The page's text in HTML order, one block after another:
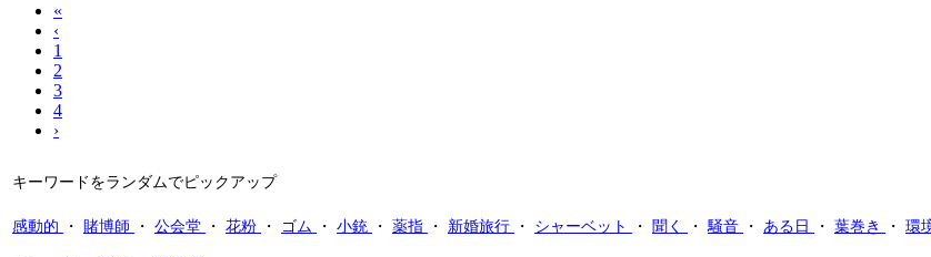
«
‹
1
2
3
4
›
キーワードをランダムでピックアップ
感動的 ・ 賭博師 ・ 公会堂 ・ 花粉 ・ ゴム ・ 小銃 ・ 薬指 ・ 新婚旅行 ・ シャーベット ・ 聞く ・ 騒音 ・ ある日 ・ 葉巻き ・ 環